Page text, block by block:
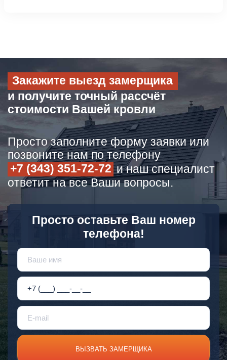
Закажите выезд замерщика
и получите точный рассчёт
стоимости Вашей кровли
Просто заполните форму заявки или
позвоните нам по телефону
+7 (343) 351-72-72 и наш специалист
ответит на все Ваши вопросы.
Просто оставьте Ваш номер
телефона!
ВЫЗВАТЬ ЗАМЕРЩИКА